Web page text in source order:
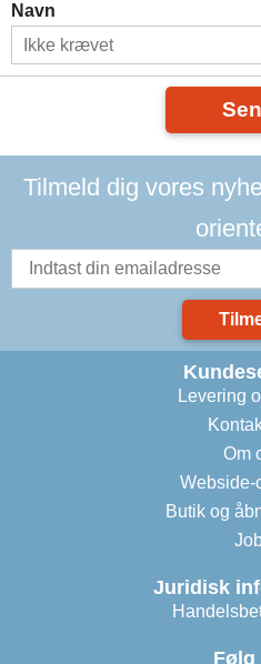
Navn
Tilmeld dig vores
Levering
Om
Webside-
Butik og
Juridisk
Følg